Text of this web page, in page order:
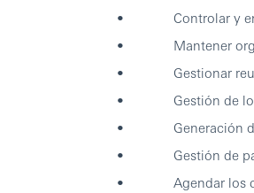
• Controlar y
• Mantener
• Gestionar
• Gestión de
• Generación de
• Gestión de pagos
• Agendar los